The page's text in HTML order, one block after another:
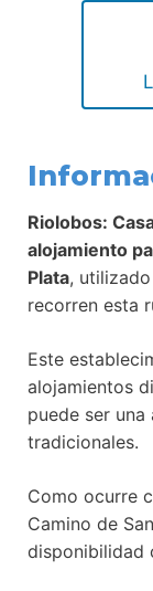
Riolobos:
alojamiento
Plata,
recorren esta
Este
alojamientos
puede ser
tradicionales.
Como ocurre
Camino de
disponibilidad